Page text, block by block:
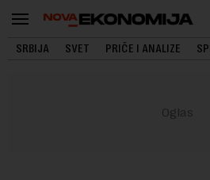
SRBIJA SVET PRIČE I ANALIZE